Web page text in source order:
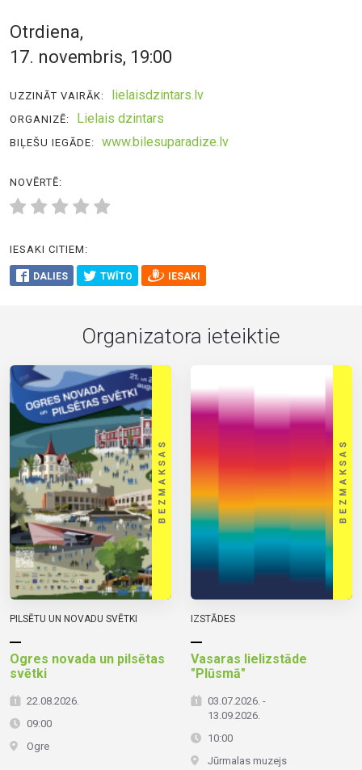
Otrdiena,
17. novembris, 19:00
UZZINĀT VAIRĀK: lielaisdzintars.lv
ORGANIZĒ: Lielais dzintars
BIĻEŠU IEGĀDE: www.bilesuparadize.lv
NOVĒRTĒ:
IESAKI CITIEM:
DALIES TWĪTO IESAKI
Organizatora ieteiktie
PILSĒTU UN NOVADU SVĒTKI
Ogres novada un pilsētas
svētki
22.08.2026.
09:00
Ogre
IZSTĀDES
Vasaras lielizstāde
"Plūsmā"
03.07.2026. -
13.09.2026.
10:00
Jūrmalas muzejs